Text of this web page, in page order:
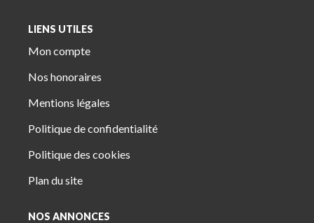
LIENS UTILES
Mon compte
Nos honoraires
Mentions légales
Politique de confidentialité
Politique des cookies
Plan du site
NOS ANNONCES